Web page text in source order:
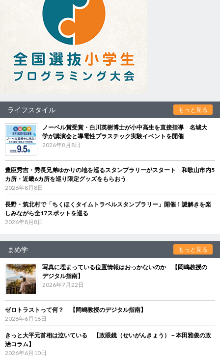
ライフスタイル もっと見る
ノーベル賞受賞・白川英樹博士が小中高生を直接指導 名城大
学が講演会と導電性プラスチック実験イベントを開催
2026年8月8日
豊臣秀吉・秀長兄弟ゆかりの地を巡るスタンプラリーがスタート 和歌山市内5
カ所・近畿6カ所を巡り限定グッズをもらおう
2026年8月8日
長野・筑北村で「ちくほくタイムトラベルスタンプラリー」開催！謎解きを楽
しみながら全17スポットを巡る
2026年8月8日
まめ学 もっと見る
写真に埋まっている位置情報はおっかないのか 【岡嶋教授の
デジタル指南】
2026年7月22日
ゼロトラストって何？ 【岡嶋教授のデジタル指南】
2026年6月18日
きっと大平元首相は泣いている 【政眼鏡（せいがんきょう）－本田雅俊の政
治コラム】
2026年6月10日